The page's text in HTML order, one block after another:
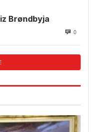
Brøndbyja
0